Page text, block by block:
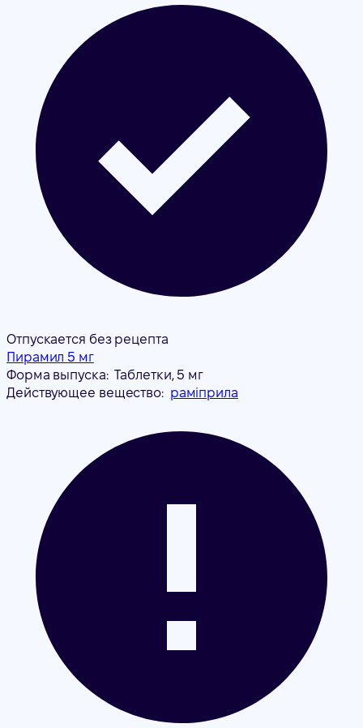
Отпускается без рецепта
Пирамил 5 мг
Форма выпуска: Таблетки, 5 мг
Действующее вещество: раміприла